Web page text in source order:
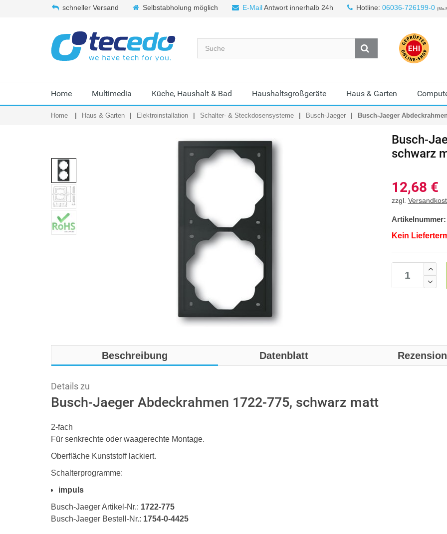
schneller Versand Selbstabholung möglich E-MailAntwort innerhalb 24h Hotline: 06036-726199-0 (Mo-
Home Multimedia Küche, Haushalt & Bad Haushaltsgroßgeräte Haus & Garten
Home Haus & Garten Elektroinstallation Schalter- & Steckdosensysteme Busch-Jaeger Busch-Jaeger
Busch-
schwarz
12,68 €
zzgl.
Artikelnummer:
Kein
Beschreibung Datenblatt
Details zu
Busch-Jaeger Abdeckrahmen 1722-775, schwarz matt
2-fach
Für senkrechte oder waagerechte Montage.
Oberfläche Kunststoff lackiert.
Schalterprogramme:
impuls
Busch-Jaeger Artikel-Nr.: 1722-775
Busch-Jaeger Bestell-Nr.: 1754-0-4425